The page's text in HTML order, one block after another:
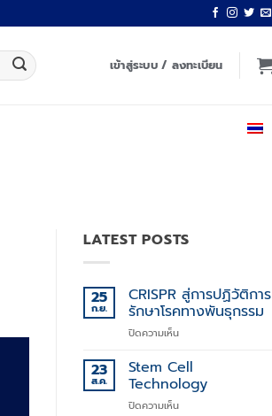
เข้าสู่ระบบ / ลงทะเบียน
LATEST POSTS
25
ก.ย.
CRISPR สู่การปฏิวัติการ
รักษาโรคทางพันธุกรรม
ปิดความเห็นบน
สู่
การ
ปฏิวัติ
การ
23
ส.ค.
Stem Cell
Technology
ปิดความเห็นบน